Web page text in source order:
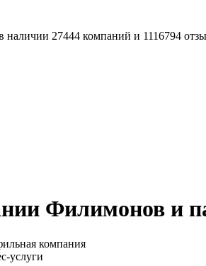
наличии 27444 компаний и 1116794
Филимонов и
компания
услуги